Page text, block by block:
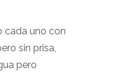
cada uno con
sin prisa,
pero